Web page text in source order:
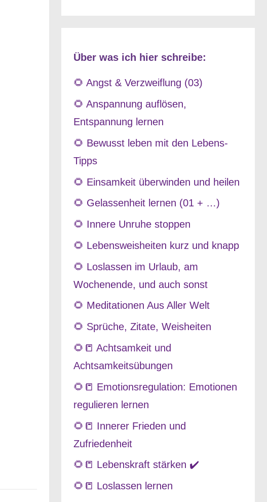
Über was ich hier schreibe:
🌻 Angst & Verzweiflung (03)
🌻 Anspannung auflösen,
Entspannung lernen
🌻 Bewusst leben mit den Lebens-
Tipps
🌻 Einsamkeit überwinden und heilen
🌻 Gelassenheit lernen (01 + …)
🌻 Innere Unruhe stoppen
🌻 Lebensweisheiten kurz und knapp
🌻 Loslassen im Urlaub, am
Wochenende, und auch sonst
🌻 Meditationen Aus Aller Welt
🌻 Sprüche, Zitate, Weisheiten
🌻📒 Achtsamkeit und
Achtsamkeitsübungen
🌻📒 Emotionsregulation: Emotionen
regulieren lernen
🌻📒 Innerer Frieden und
Zufriedenheit
🌻📒 Lebenskraft stärken ✔️
🌻📒 Loslassen lernen